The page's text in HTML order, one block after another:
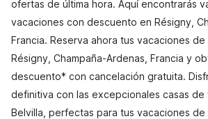
ofertas de última hora. Aquí encontrarás
vacaciones con descuento en Résigny,
Francia. Reserva ahora tus vacaciones de
Résigny, Champaña-Ardenas, Francia y
descuento* con cancelación gratuita.
definitiva con las excepcionales casas de
Belvilla, perfectas para tus vacaciones de